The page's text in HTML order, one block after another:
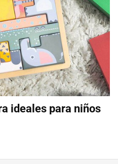
ideales para niños